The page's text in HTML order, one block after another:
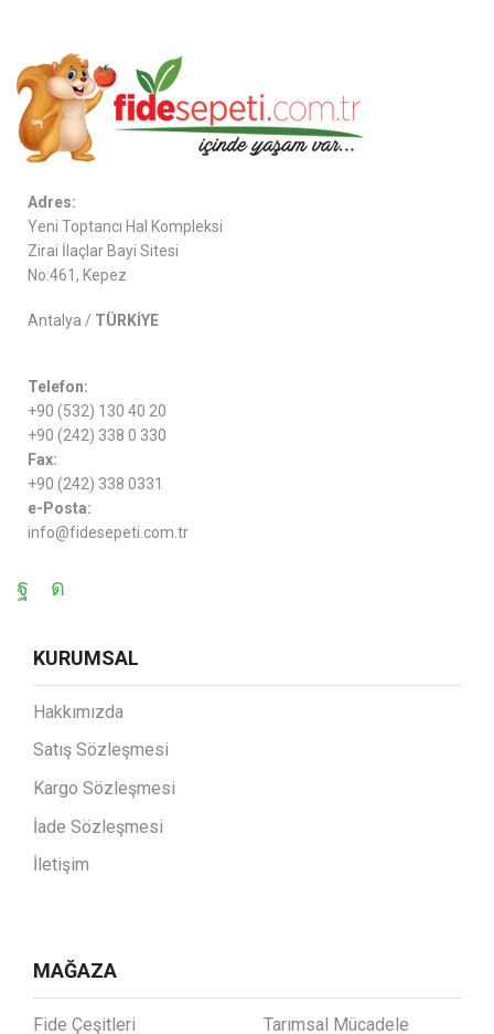
Adres:
Yeni Toptancı Hal Kompleksi
Zirai İlaçlar Bayi Sitesi
No:461, Kepez
Antalya / TÜRKİYE
Telefon:
+90 (532) 130 40 20
+90 (242) 338 0 330
Fax:
+90 (242) 338 0331
e-Posta:
info@fidesepeti.com.tr
KURUMSAL
Hakkımızda
Satış Sözleşmesi
Kargo Sözleşmesi
İade Sözleşmesi
İletişim
MAĞAZA
Fide Çeşitleri Tarımsal Mücadele